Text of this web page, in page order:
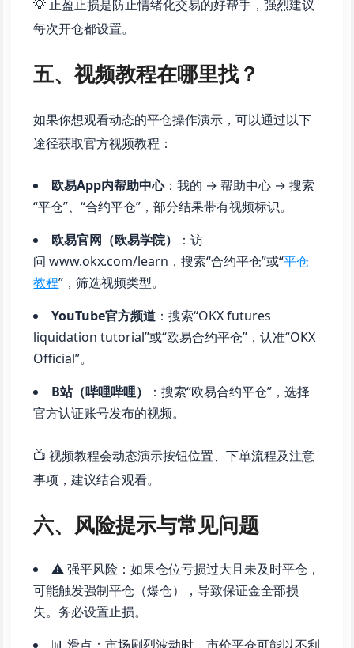
💡 止盈止损是防止情绪化交易的好帮手，强烈建议
每次开仓都设置。
五、视频教程在哪里找？
如果你想观看动态的平仓操作演示，可以通过以下
途径获取官方视频教程：
欧易App内帮助中心：我的 → 帮助中心 → 搜索
“平仓”、“合约平仓”，部分结果带有视频标识。
欧易官网（欧易学院）
：访
问 www.okx.com/learn，搜索“合约平仓”或“平仓
教程”，筛选视频类型。
YouTube官方频道 ：搜索“OKX futures
liquidation tutorial”或“欧易合约平仓”，认准“OKX
Official”。
B站（哔哩哔哩）
：搜索“欧易合约平仓”，选择
官方认证账号发布的视频。
📺 视频教程会动态演示按钮位置、下单流程及注意
事项，建议结合观看。
六、风险提示与常见问题
⚠️ 强平风险：如果仓位亏损过大且未及时平仓，
可能触发强制平仓（爆仓），导致保证金全部损
失。务必设置止损。